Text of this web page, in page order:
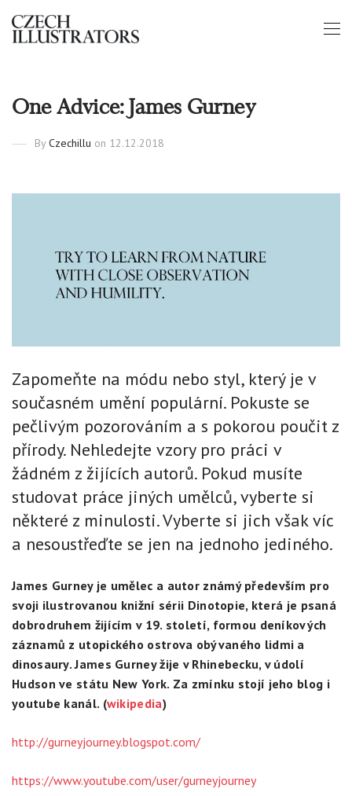
One Advice: James Gurney
By Czechillu on 12.12.2018
Zapomeňte na módu nebo styl, který je v
současném umění populární. Pokuste se
pečlivým pozorováním a s pokorou poučit z
přírody. Nehledejte vzory pro práci v
žádném z žijících autorů. Pokud musíte
studovat práce jiných umělců, vyberte si
některé z minulosti. Vyberte si jich však víc
a nesoustřeďte se jen na jednoho jediného.
James Gurney je umělec a autor známý především pro
svoji ilustrovanou knižní sérii Dinotopie, která je psaná
dobrodruhem žijícím v 19. století, formou deníkových
záznamů z utopického ostrova obývaného lidmi a
dinosaury. James Gurney žije v Rhinebecku, v údolí
Hudson ve státu New York. Za zmínku stojí jeho blog i
youtube kanál. (wikipedia)
http://gurneyjourney.blogspot.com/
https://www.youtube.com/user/gurneyjourney